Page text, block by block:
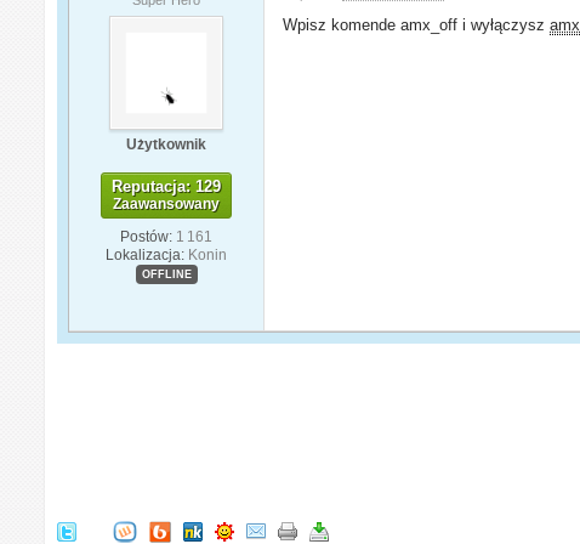
Użytkownik
Reputacja: 129
Zaawansowany
Postów: 1 161
Lokalizacja: Konin
OFFLINE
Wpisz komende amx_off i wyłączyszamx